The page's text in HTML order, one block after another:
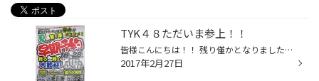
TYK４８ただいま参上！！
皆様こんにちは！！ 残り僅かとなりました！！ 大好評開催中の『夏タイヤ早期予約商談会』が ２８日(火)で最終日になります！！ 火曜日は定休日でないの？？なんて言う声がありますが 明日は営業してます！ 営業しちゃうんです！！ 営業させてください！！！ ということで、店は開店しています！！...
2017年2月27日